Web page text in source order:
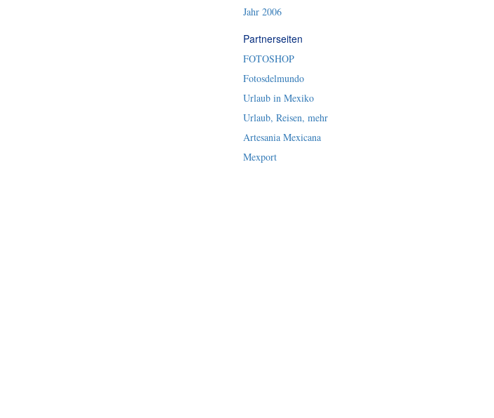
Jahr 2006
Partnerseiten
FOTOSHOP
Fotosdelmundo
Urlaub in Mexiko
Urlaub, Reisen, mehr
Artesania Mexicana
Mexport